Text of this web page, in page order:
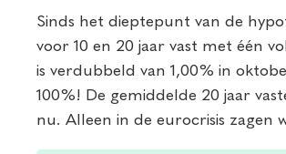
Sinds het dieptepunt van de
voor 10 en 20 jaar vast met één
is verdubbeld van 1,00% in
100%! De gemiddelde 20 jaar
nu. Alleen in de eurocrisis zagen